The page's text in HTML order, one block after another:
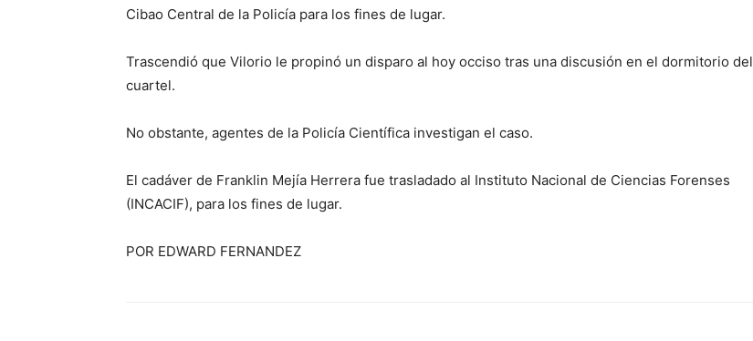
Cibao Central de la Policía para los fines de lugar.
Trascendió que Vilorio le propinó un disparo al hoy occiso tras una discusión en el dormitorio del
cuartel.
No obstante, agentes de la Policía Científica investigan el caso.
El cadáver de Franklin Mejía Herrera fue trasladado al Instituto Nacional de Ciencias Forenses
(INCACIF), para los fines de lugar.
POR EDWARD FERNANDEZ